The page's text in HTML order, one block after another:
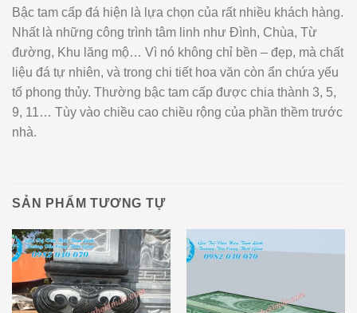
Bậc tam cấp đá hiện là lựa chọn của rất nhiều khách hàng.
Nhất là những công trình tâm linh như Đình, Chùa, Từ
đường, Khu lăng mộ… Vì nó không chỉ bền – đẹp, mà chất
liệu đá tự nhiên, và trong chi tiết hoa văn còn ẩn chứa yếu
tố phong thủy. Thường bậc tam cấp được chia thành 3, 5,
9, 11… Tùy vào chiều cao chiều rộng của phần thềm trước
nhà.
SẢN PHẨM TƯƠNG TỰ